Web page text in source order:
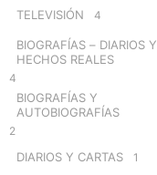
TELEVISIÓN 4
BIOGRAFÍAS – DIARIOS Y
HECHOS REALES
4
BIOGRAFÍAS Y
AUTOBIOGRAFÍAS
2
DIARIOS Y CARTAS 1